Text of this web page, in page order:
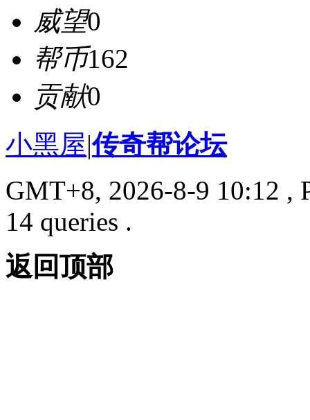
威望0
帮币162
贡献0
小黑屋|传奇帮论坛
GMT+8, 2026-8-9 10:12 ,
14 queries .
返回顶部